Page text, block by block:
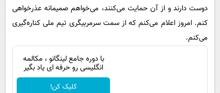
سیاست خارجی
دوست دارند و از آن حمایت می‌کنند، می‌خواهم صمیمانه عذرخواهی
کنم. امروز اعلام می‌کنم که از سمت سرمربیگری تیم ملی کناره‌گیری
می‌کنم.
با دوره جامع لینگانو ، مکالمه
انگلیسی رو حرفه ای یاد بگیر
کلیک کن!